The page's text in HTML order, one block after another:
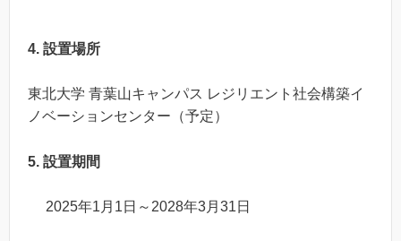
4. 設置場所
東北大学 青葉山キャンパス レジリエント社会構築イ
ノベーションセンター（予定）
5. 設置期間
2025年1月1日～2028年3月31日